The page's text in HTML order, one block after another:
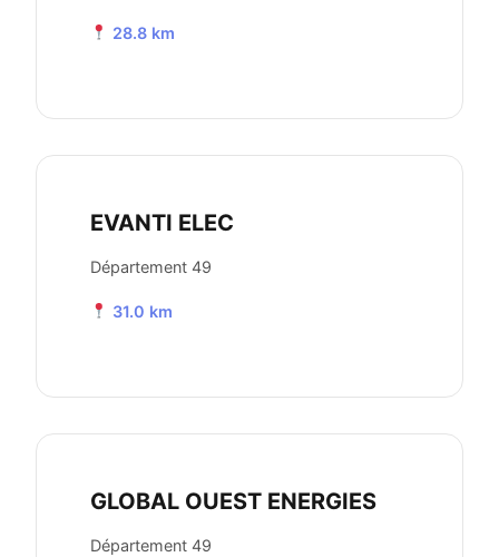
28.8 km
EVANTI ELEC
Département 49
31.0 km
GLOBAL OUEST ENERGIES
Département 49